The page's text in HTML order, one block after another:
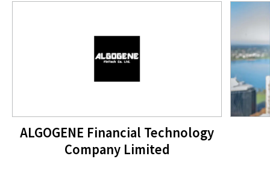
ALGOGENE Financial Technology
Company Limited